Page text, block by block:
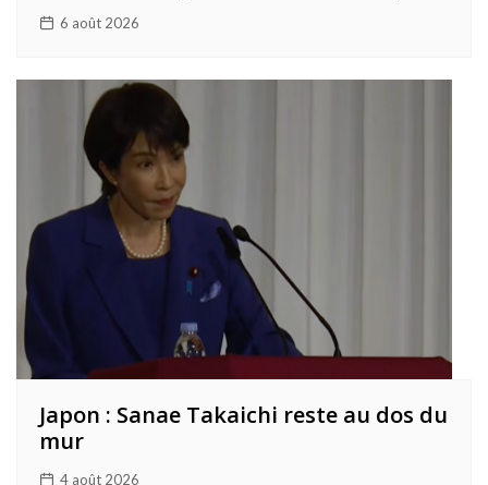
6 août 2026
Japon : Sanae Takaichi reste au dos du
mur
4 août 2026